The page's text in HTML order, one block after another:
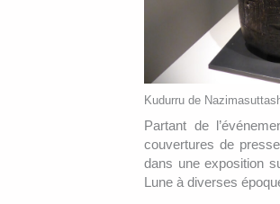
Kudurru de
Partant de
couvertures de
dans une exposition
Lune à diverses